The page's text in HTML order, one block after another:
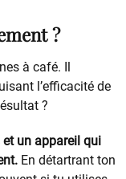
?
à café. Il
l’efficacité de
?
un appareil qui
En détartrant ton